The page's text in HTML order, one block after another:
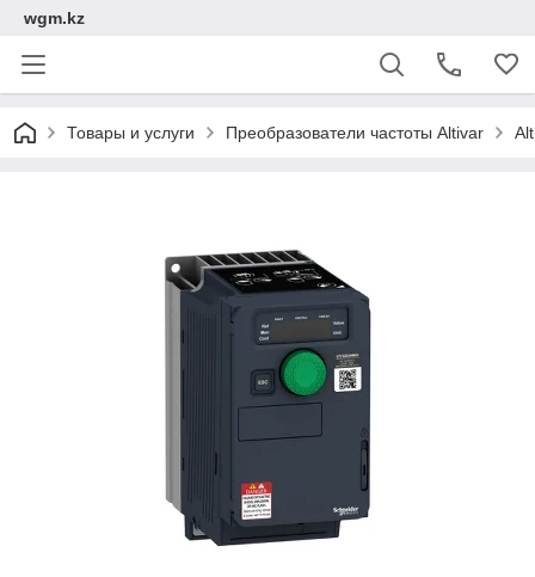
wgm.kz
Товары и услуги Преобразователи частоты Altivar